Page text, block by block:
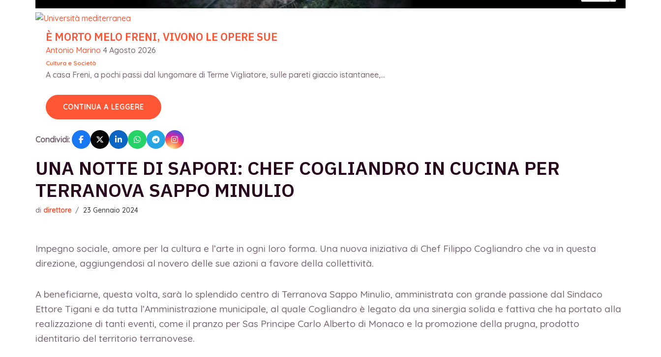
È MORTO MELO FRENI, VIVONO LE OPERE SUE
Antonio Marino 4 Agosto 2026
Cultura e Società
A casa Freni, a pochi passi dal lungomare di Terme Vigliatore, sulle pareti giaccio istantanee,...
CONTINUA A LEGGERE
Condividi:
UNA NOTTE DI SAPORI: CHEF COGLIANDRO IN CUCINA PER
TERRANOVA SAPPO MINULIO
di direttore / 23 Gennaio 2024
Impegno sociale, amore per la cultura e l’arte in ogni loro forma. Una nuova iniziativa di Chef Filippo Cogliandro che va in questa
direzione, aggiungendosi al novero delle sue azioni a favore della collettività.
A beneficiarne, questa volta, sarà lo splendido centro di Terranova Sappo Minulio, amministrata con grande passione dal Sindaco
Ettore Tigani e da tutta l’Amministrazione municipale, al quale Cogliandro è legato da una sinergia solida e fattiva che ha portato alla
realizzazione di tanti eventi, come il pranzo per Sas Principe Carlo Alberto di Monaco e la promozione della prugna, prodotto
identitario del territorio terranovese.